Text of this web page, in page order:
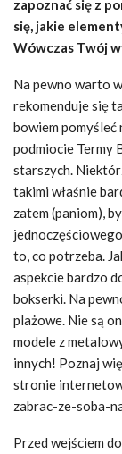
zapoznać się z
się, jakie
Wówczas Twój
Na pewno warto
rekomenduje się
bowiem pomyśleć
podmiocie Termy
starszych.
takimi właśnie
zatem (paniom),
to, co potrzeba.
aspekcie bardzo
bokserki. Na
plażowe. Nie są
modele z
innych! Poznaj
stronie
zabrac-ze-soba-
Przed wejściem